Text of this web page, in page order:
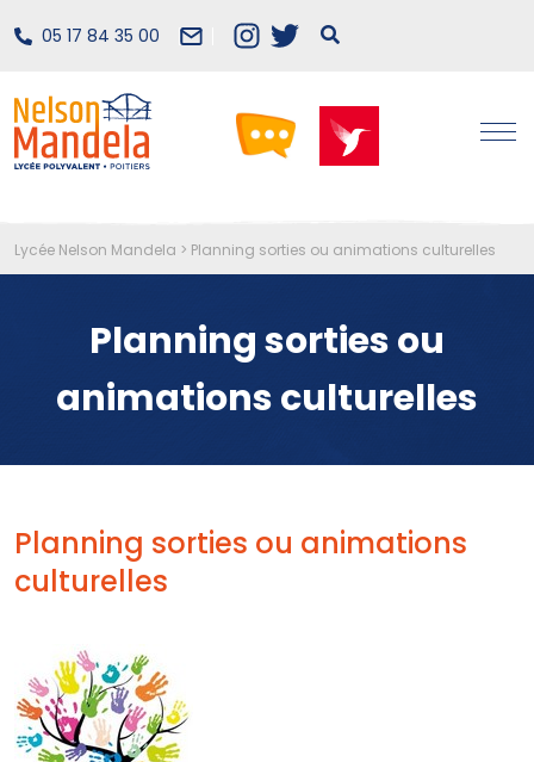
05 17 84 35 00
Lycée Nelson Mandela > Planning sorties ou animations culturelles
Planning sorties ou
animations culturelles
Planning sorties ou animations
culturelles